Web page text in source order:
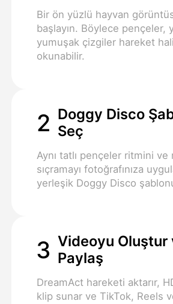
Bir ön yüzlü hayvan
başlayın. Böylece pençeler,
yumuşak çizgiler hareket
okunabilir.
2 Doggy Disco
Seç
Aynı tatlı pençeler ritmini ve
sıçramayı fotoğrafınıza
yerleşik Doggy Disco
3 Videoyu Oluştur
Paylaş
DreamAct hareketi aktarır,
klip sunar ve TikTok, Reels